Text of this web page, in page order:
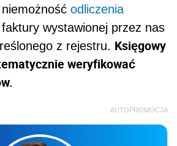
odliczenia
wystawionej przez nas
z rejestru. Księgowy
weryfikować
AUTOPROMOCJA